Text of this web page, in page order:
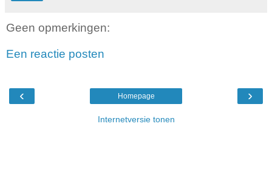
Geen opmerkingen:
Een reactie posten
‹ ›
Homepage
Internetversie tonen